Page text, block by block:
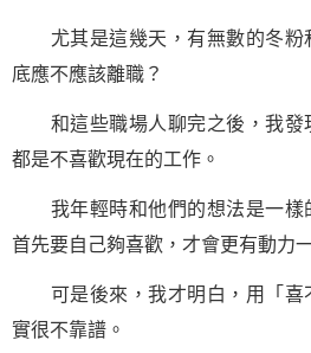
尤其是這幾天，有無數的冬粉
底應不應該離職？
和這些職場人聊完之後，我發
都是不喜歡現在的工作。
我年輕時和他們的想法是一樣
首先要自己夠喜歡，才會更有動力
可是後來，我才明白，用「喜
實很不靠譜。